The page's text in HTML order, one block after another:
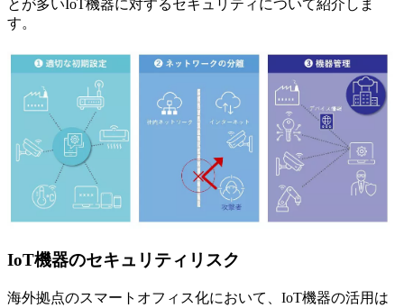
とが多いIoT機器に対するセキュリティについて紹介しま
す。
IoT機器のセキュリティリスク
海外拠点のスマートオフィス化において、IoT機器の活用は